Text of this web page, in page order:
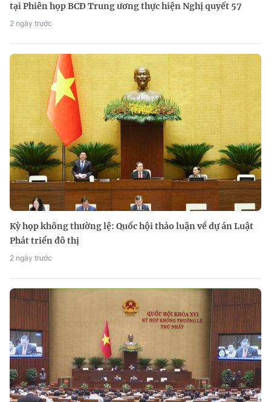
tại Phiên họp BCĐ Trung ương thực hiện Nghị quyết 57
2 ngày trước
Kỳ họp không thường lệ: Quốc hội thảo luận về dự án Luật
Phát triển đô thị
2 ngày trước